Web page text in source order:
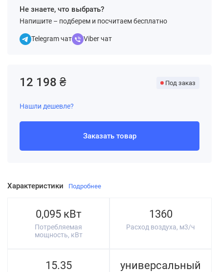
Не знаете, что выбрать?
Напишите – подберем и посчитаем бесплатно
Telegram чат Viber чат
Характеристики Подробнее
0,095 кВт
Потребляемая
мощность, кВт
1360
Расход воздуха, м3/ч
15.35 универсальный
12 198 ₴ Под заказ
Нашли дешевле?
Заказать товар